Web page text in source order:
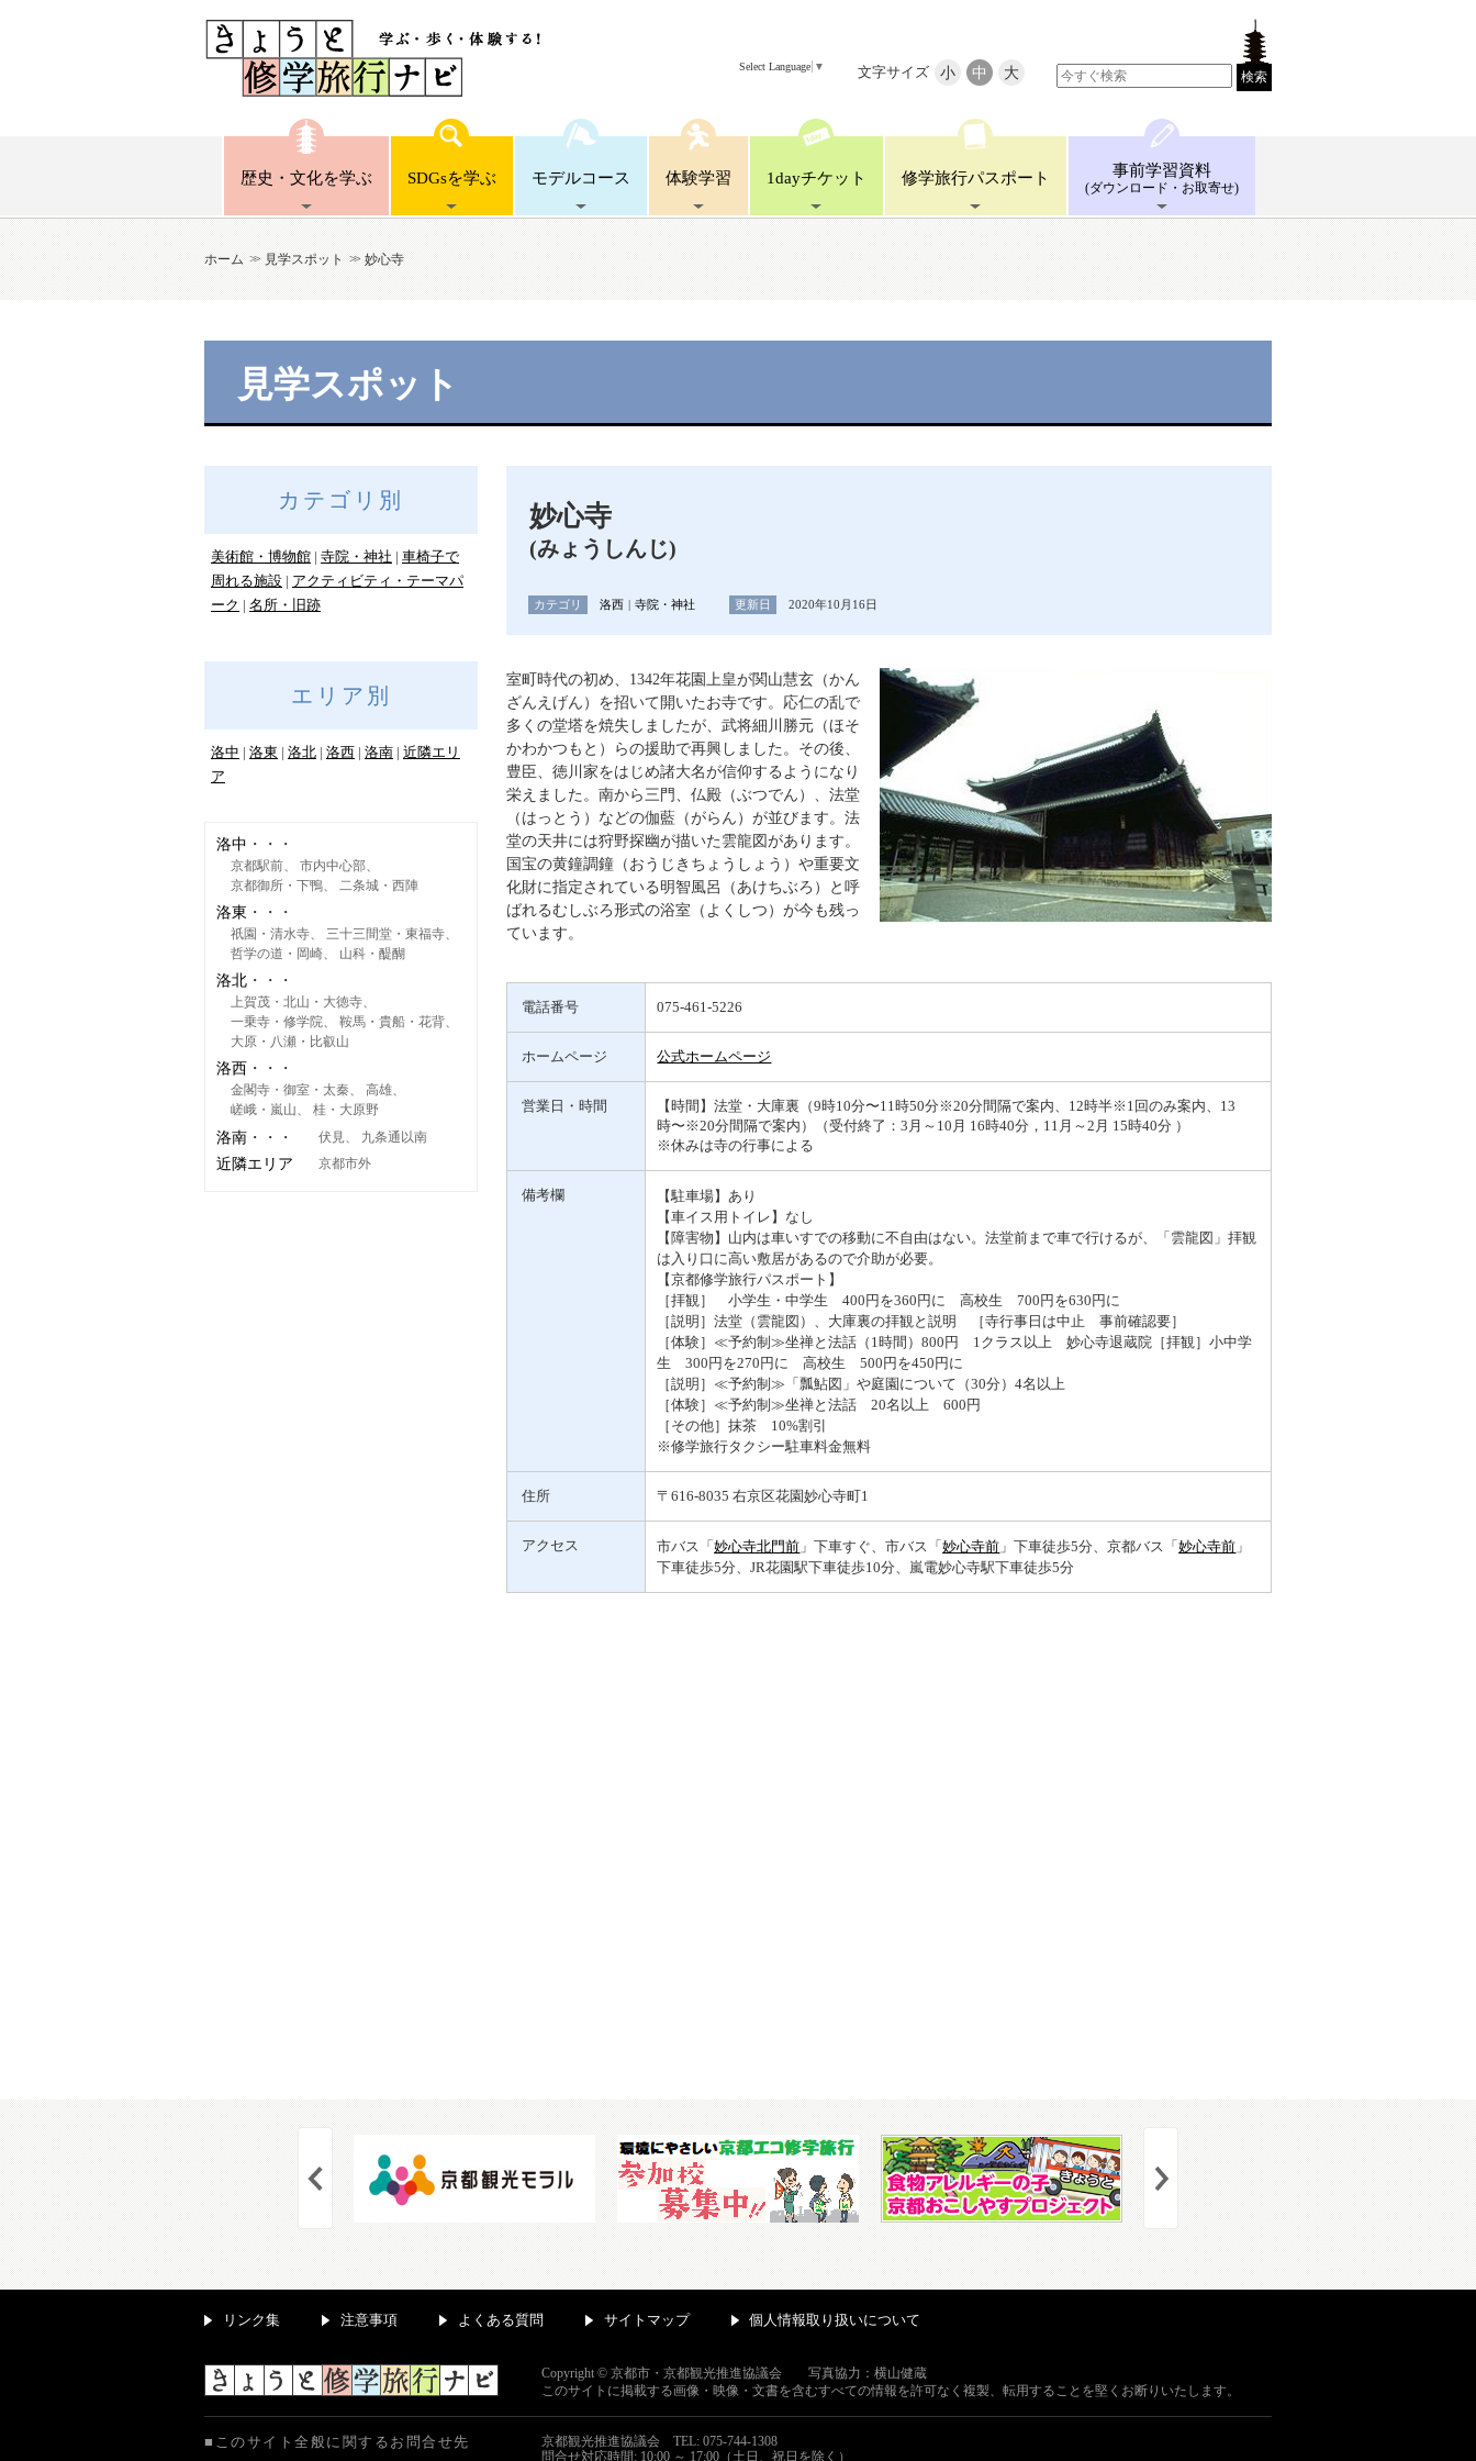
検索
文字サイズ 小 中 大
Select Language ▼
歴史・文化を学ぶ SDGsを学ぶ モデルコース 体験学習 1dayチケット 修学旅行パスポート 事前学習資料
(ダウンロード ・お取寄せ)
ホーム 見学スポット 妙心寺
見学スポット
妙心寺
(みょうしんじ)
カテゴリ 洛西 寺院・神社 更新日 2020年10月16日
室町時代の初め、1342年花園上皇が関山慧玄（かん
ざんえげん）を招いて開いたお寺です。応仁の乱で
多くの堂塔を焼失しましたが、武将細川勝元（ほそ
かわかつもと）らの援助で再興しました。その後、
豊臣、徳川家をはじめ諸大名が信仰するようになり
栄えました。南から三門、仏殿（ぶつでん）、法堂
（はっとう）などの伽藍（がらん）が並びます。法
堂の天井には狩野探幽が描いた雲龍図があります。
国宝の黄鐘調鐘（おうじきちょうしょう）や重要文
化財に指定されている明智風呂（あけちぶろ）と呼
ばれるむしぶろ形式の浴室（よくしつ）が今も残っ
ています。
電話番号 075-461-5226
ホームページ 公式ホームページ
営業日・時間
【時間】法堂・大庫裏（9時10分〜11時50分※20分間隔で案内、12時半※1回のみ案内、13
時〜※20分間隔で案内）（受付終了：3月～10月 16時40分，11月～2月 15時40分 ）
※休みは寺の行事による
備考欄
【駐車場】あり
【車イス用トイレ】なし
【障害物】山内は車いすでの移動に不自由はない。法堂前まで車で行けるが、「雲龍図」拝観
は入り口に高い敷居があるので介助が必要。
【京都修学旅行パスポート】
［拝観］ 小学生・中学生 400円を360円に 高校生 700円を630円に
［説明］法堂（雲龍図）、大庫裏の拝観と説明 ［寺行事日は中止 事前確認要］
［体験］≪予約制≫坐禅と法話（1時間）800円 1クラス以上 妙心寺退蔵院［拝観］小中学
生 300円を270円に 高校生 500円を450円に
［説明］≪予約制≫「瓢鮎図」や庭園について（30分）4名以上
［体験］≪予約制≫坐禅と法話 20名以上 600円
［その他］抹茶 10%割引
※修学旅行タクシー駐車料金無料
住所 〒616-8035 右京区花園妙心寺町1
アクセス 市バス「妙心寺北門前 」下車すぐ、市バス「妙心寺前 」下車徒歩5分、京都バス「妙心寺前 」
下車徒歩5分、JR花園駅下車徒歩10分、嵐電妙心寺駅下車徒歩5分
カテゴリ別
美術館・博物館 寺院・神社
車椅子で
周れる施設
アクティビティ・テーマパ
ーク
名所・旧跡
エリア別
洛中 洛東 洛北 洛西 洛南 近隣エリ
ア
洛中
京都駅前
市内中心部
京都御所・下鴨
二条城・西陣
洛東
祇園・清水寺
三十三間堂・東福寺
哲学の道・岡崎
山科・醍醐
洛北
上賀茂・北山・大徳寺
一乗寺・修学院
鞍馬・貴船・花背
大原・八瀬・比叡山
洛西
金閣寺・御室・太秦
高雄
嵯峨・嵐山
桂・大原野
洛南 伏見 九条通以南
近隣エリア 京都市外
リンク集 注意事項 よくある質問 サイトマップ 個人情報取り扱いについて
Copyright © 京都市・京都観光推進協議会 写真協力：横山健蔵
このサイトに掲載する画像・映像・文書を含むすべての情報を許可なく複製、転用することを堅くお断りいたします。
このサイト全般に関するお問合せ先 京都観光推進協議会
TEL: 075-744-1308
問合せ対応時間: 10:00 ～ 17:00（土日、祝日を除く）